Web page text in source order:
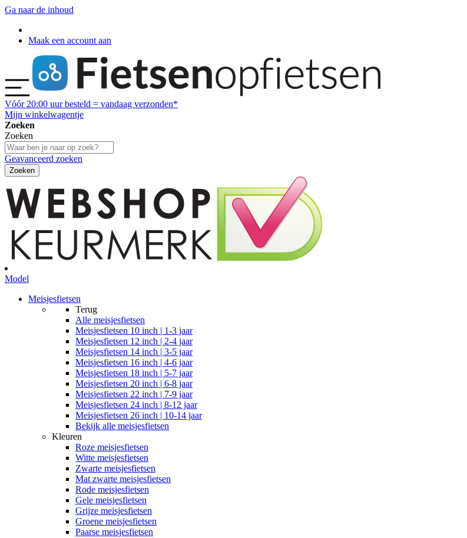
Ga naar de inhoud
Maak een account aan
Vóór 20:00 uur besteld = vandaag verzonden*
Mijn winkelwagentje
Zoeken
Zoeken
Geavanceerd zoeken
Zoeken
Model
Meisjesfietsen
Terug
Alle meisjesfietsen
Meisjesfietsen 10 inch | 1-3 jaar
Meisjesfietsen 12 inch | 2-4 jaar
Meisjesfietsen 14 inch | 3-5 jaar
Meisjesfietsen 16 inch | 4-6 jaar
Meisjesfietsen 18 inch | 5-7 jaar
Meisjesfietsen 20 inch | 6-8 jaar
Meisjesfietsen 22 inch | 7-9 jaar
Meisjesfietsen 24 inch | 8-12 jaar
Meisjesfietsen 26 inch | 10-14 jaar
Bekijk alle meisjesfietsen
Kleuren
Roze meisjesfietsen
Witte meisjesfietsen
Zwarte meisjesfietsen
Mat zwarte meisjesfietsen
Rode meisjesfietsen
Gele meisjesfietsen
Grijze meisjesfietsen
Groene meisjesfietsen
Paarse meisjesfietsen